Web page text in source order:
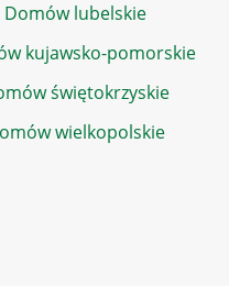
Domów lubelskie
kujawsko-pomorskie
świętokrzyskie
wielkopolskie